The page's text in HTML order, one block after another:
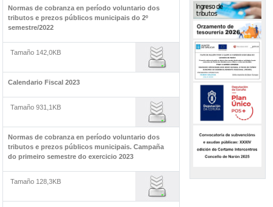
Normas de cobranza en período voluntario dos
tributos e prezos públicos municipais do 2º
semestre/2022
Tamaño 142,0KB
Calendario Fiscal 2023
Tamaño 931,1KB
Normas de cobranza en período voluntario dos
tributos e prezos públicos municipais. Campaña
do primeiro semestre do exercicio 2023
Tamaño 128,3KB